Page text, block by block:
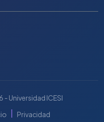
Universidad ICESI
Privacidad